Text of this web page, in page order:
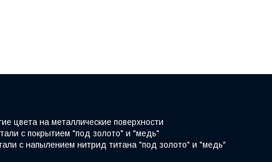
цвета на металлические поверхности
с покрытием "под золото" и "медь"
с напылением нитрид титана "под золото" и "медь"